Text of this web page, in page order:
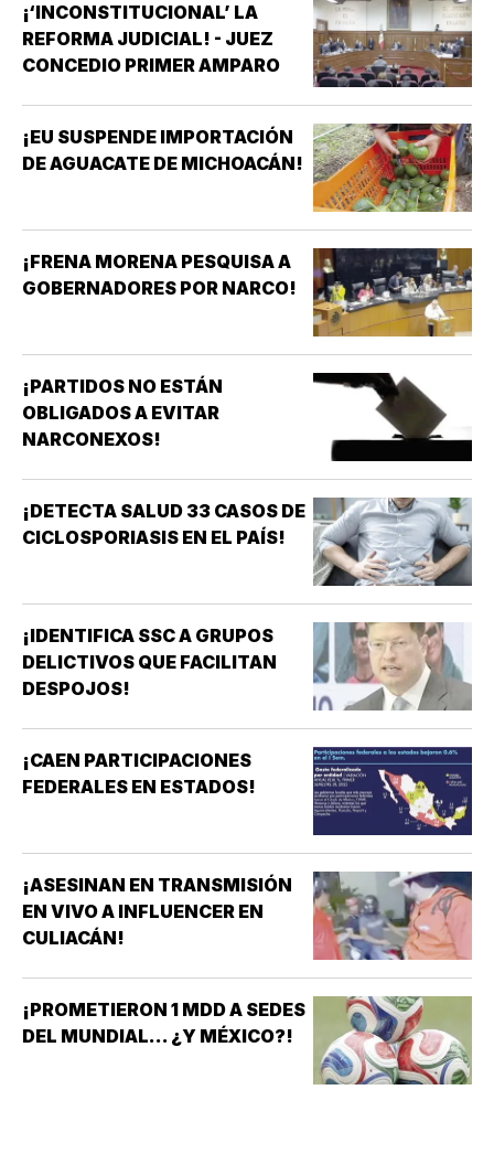
¡‘INCONSTITUCIONAL’ LA
REFORMA JUDICIAL! - JUEZ
CONCEDIO PRIMER AMPARO
¡EU SUSPENDE IMPORTACIÓN
DE AGUACATE DE MICHOACÁN!
¡FRENA MORENA PESQUISA A
GOBERNADORES POR NARCO!
¡PARTIDOS NO ESTÁN
OBLIGADOS A EVITAR
NARCONEXOS!
¡DETECTA SALUD 33 CASOS DE
CICLOSPORIASIS EN EL PAÍS!
¡IDENTIFICA SSC A GRUPOS
DELICTIVOS QUE FACILITAN
DESPOJOS!
¡CAEN PARTICIPACIONES
FEDERALES EN ESTADOS!
¡ASESINAN EN TRANSMISIÓN
EN VIVO A INFLUENCER EN
CULIACÁN!
¡PROMETIERON 1 MDD A SEDES
DEL MUNDIAL... ¿Y MÉXICO?!